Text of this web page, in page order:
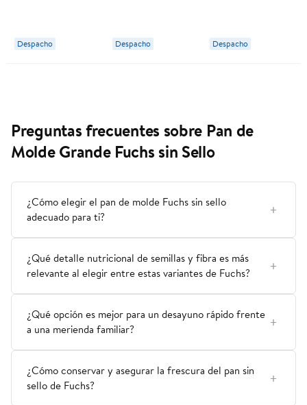
Despacho Despacho Despacho
Preguntas frecuentes sobre Pan de
Molde Grande Fuchs sin Sello
¿Cómo elegir el pan de molde Fuchs sin sello
adecuado para ti?
¿Qué detalle nutricional de semillas y fibra es más
relevante al elegir entre estas variantes de Fuchs?
¿Qué opción es mejor para un desayuno rápido frente
a una merienda familiar?
¿Cómo conservar y asegurar la frescura del pan sin
sello de Fuchs?